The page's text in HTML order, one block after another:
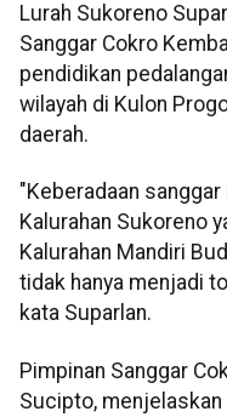
Lurah Sukoreno
Sanggar Cokro
pendidikan
wilayah di Kulon
daerah.
"Keberadaan
Kalurahan Sukoreno
Kalurahan Mandiri
tidak hanya menjadi
kata Suparlan.
Pimpinan Sanggar
Sucipto,